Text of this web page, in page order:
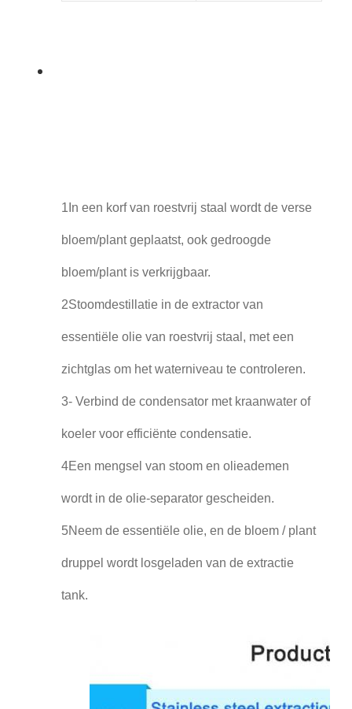
1In een korf van roestvrij staal wordt de verse
bloem/plant geplaatst, ook gedroogde
bloem/plant is verkrijgbaar.
2Stoomdestillatie in de extractor van
essentiële olie van roestvrij staal, met een
zichtglas om het waterniveau te controleren.
3- Verbind de condensator met kraanwater of
koeler voor efficiënte condensatie.
4Een mengsel van stoom en olieademen
wordt in de olie-separator gescheiden.
5Neem de essentiële olie, en de bloem / plant
druppel wordt losgeladen van de extractie
tank.